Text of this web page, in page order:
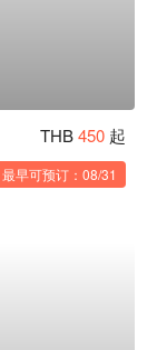
THB450 起
最早可预订：08/31